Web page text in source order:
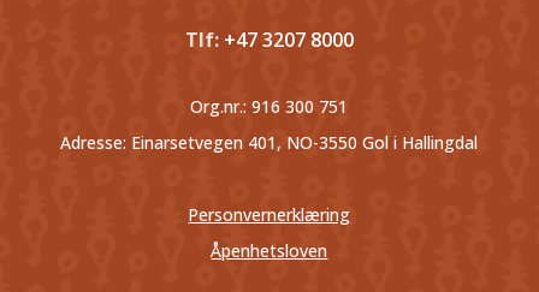
Tlf:+47 3207 8000
Org.nr.:916 300 751
Adresse: Einarsetvegen 401, NO-3550 Gol i Hallingdal
Personvernerklæring
Åpenhetsloven